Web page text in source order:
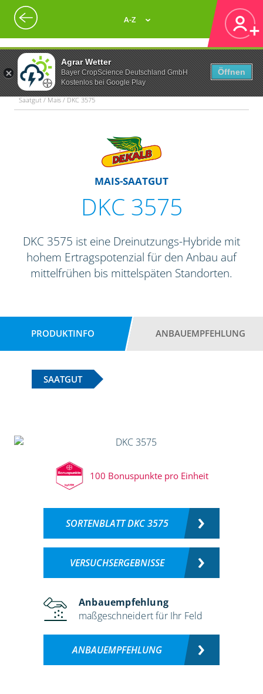
Agrar Wetter
Bayer CropScience Deutschland GmbH
Kostenlos bei Google Play
Öffnen
A-Z
Saatgut / Mais / DKC 3575
MAIS-SAATGUT
DKC 3575
DKC 3575 ist eine Dreinutzungs-Hybride mit
hohem Ertragspotenzial für den Anbau auf
mittelfrühen bis mittelspäten Standorten.
PRODUKTINFO ANBAUEMPFEHLUNG
SAATGUT
100 Bonuspunkte pro Einheit
SORTENBLATT DKC 3575
VERSUCHSERGEBNISSE
Anbauempfehlung
maßgeschneidert für Ihr Feld
ANBAUEMPFEHLUNG